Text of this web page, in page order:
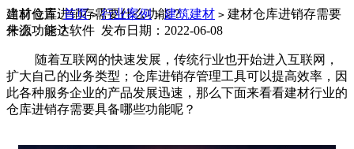
当前位置:首页 > 行业案例 > 建筑建材 > 建材仓库进销存需要
什么功能？
建材仓库进销存需要什么功能？
来源：速达软件 发布日期：2022-06-08
随着互联网的快速发展，传统行业也开始进入互联网，
扩大自己的业务类型；仓库进销存管理工具可以提高效率，因
此各种服务企业的产品发展迅速，那么下面来看看建材行业的
仓库进销存需要具备哪些功能呢？